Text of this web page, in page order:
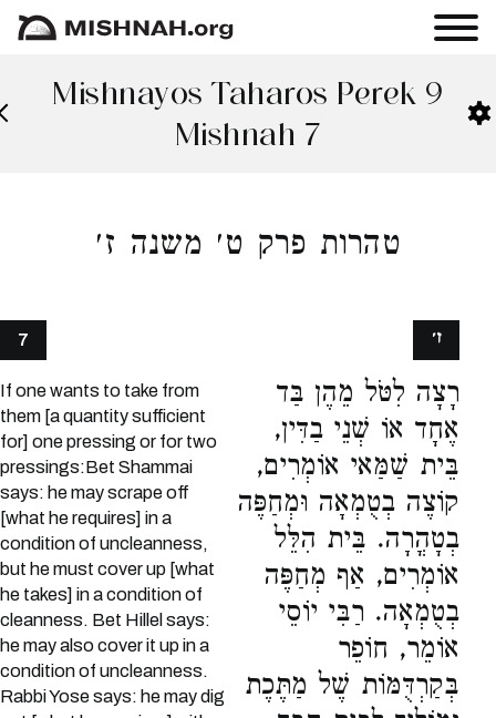
Mishnayos Taharos Perek 9
Mishnah 7
טהרות פרק ט׳ משנה ז׳
7
If one wants to take from
them [a quantity sufficient
for] one pressing or for two
pressings:Bet Shammai
says: he may scrape off
[what he requires] in a
condition of uncleanness,
but he must cover up [what
he takes] in a condition of
cleanness. Bet Hillel says:
he may also cover it up in a
condition of uncleanness.
Rabbi Yose says: he may dig
רָצָה לִטֹּל מֵהֶן בַּד
אֶחָד אוֹ שְׁנֵי בַדִּין,
בֵּית שַׁמַּאי אוֹמְרִים,
קוֹצֶה בְטֻמְאָה וּמְחַפֶּה
בְטָהֳרָה. בֵּית הִלֵּל
אוֹמְרִים, אַף מְחַפֶּה
בְטֻמְאָה. רַבִּי יוֹסֵי
אוֹמֵר, חוֹפֵר
בְּקַרְדֻּמּוֹת שֶׁל מַתֶּכֶת
ז׳